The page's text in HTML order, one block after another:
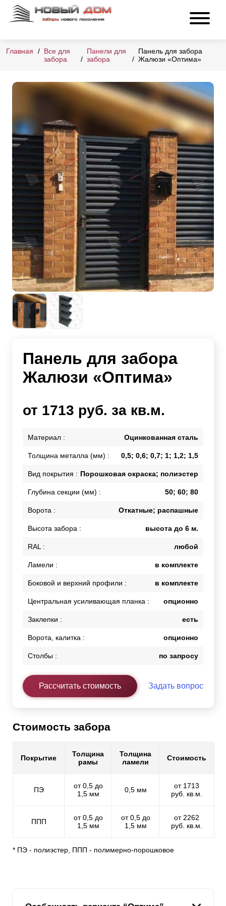
Главная
Все для
забора
Панели для
забора
Панель для забора
Жалюзи «Оптима»
Панель для забора
Жалюзи «Оптима»
от 1713 руб. за кв.м.
Материал : Оцинкованная сталь
Толщина металла (мм) : 0,5; 0,6; 0,7; 1; 1,2; 1,5
Вид покрытия : Порошковая окраска; полиэстер
Глубина секции (мм) : 50; 60; 80
Ворота : Откатные; распашные
Высота забора : высота до 6 м.
RAL : любой
Ламели : в комплекте
Боковой и верхний профили : в комплекте
Центральная усиливающая планка : опционно
Заклепки : есть
Ворота, калитка : опционно
Столбы : по запросу
Рассчитать стоимость Задать вопрос
Стоимость забора
Покрытие
Толщина
рамы
Толщина
ламели
Стоимость
ПЭ
от 0,5 до
1,5 мм
0,5 мм
от 1713
руб. кв.м.
ППП
от 0,5 до
1,5 мм
от 0,5 до
1,5 мм
от 2262
руб. кв.м.
* ПЭ - полиэстер, ППП - полимерно-порошковое